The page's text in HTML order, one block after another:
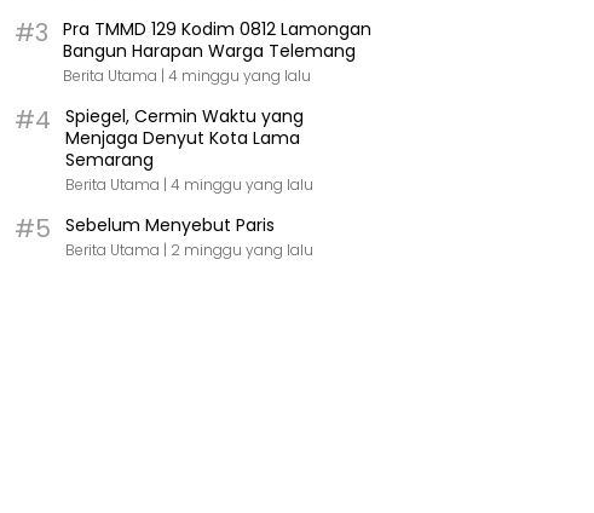
#3
Pra TMMD 129 Kodim 0812 Lamongan
Bangun Harapan Warga Telemang
Berita Utama | 4 minggu yang lalu
#4
Spiegel, Cermin Waktu yang
Menjaga Denyut Kota Lama
Semarang
Berita Utama | 4 minggu yang lalu
#5 Sebelum Menyebut Paris
Berita Utama | 2 minggu yang lalu